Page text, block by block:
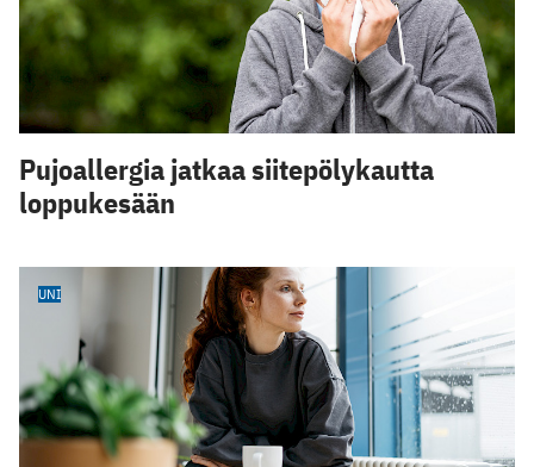
Pujoallergia jatkaa siitepölykautta
loppukesään
UNI